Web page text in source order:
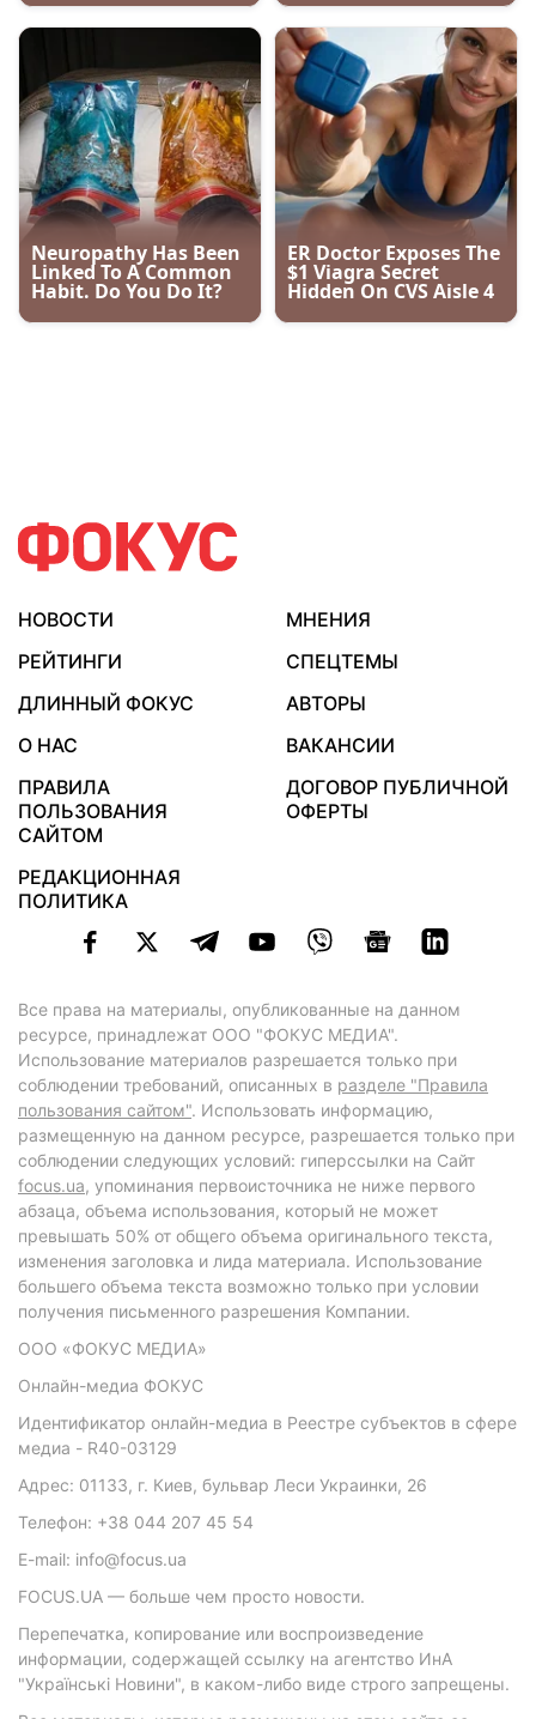
НОВОСТИ
МНЕНИЯ
РЕЙТИНГИ
СПЕЦТЕМЫ
ДЛИННЫЙ ФОКУС
АВТОРЫ
О НАС
ВАКАНСИИ
ПРАВИЛА
ПОЛЬЗОВАНИЯ
САЙТОМ
ДОГОВОР ПУБЛИЧНОЙ
ОФЕРТЫ
РЕДАКЦИОННАЯ
ПОЛИТИКА
Все права на материалы, опубликованные на данном
ресурсе, принадлежат ООО "ФОКУС МЕДИА".
Использование материалов разрешается только при
соблюдении требований, описанных в разделе "Правила
пользования сайтом". Использовать информацию,
размещенную на данном ресурсе, разрешается только при
соблюдении следующих условий: гиперссылки на Сайт
focus.ua, упоминания первоисточника не ниже первого
абзаца, объема использования, который не может
превышать 50% от общего объема оригинального текста,
изменения заголовка и лида материала. Использование
большего объема текста возможно только при условии
получения письменного разрешения Компании.
ООО «ФОКУС МЕДИА»
Онлайн-медиа ФОКУС
Идентификатор онлайн-медиа в Реестре субъектов в сфере
медиа - R40-03129
Адрес: 01133, г. Киев, бульвар Леси Украинки, 26
Телефон: +38 044 207 45 54
E-mail: info@focus.ua
FOCUS.UA — больше чем просто новости.
Перепечатка, копирование или воспроизведение
информации, содержащей ссылку на агентство ИнА
"Українські Новини", в каком-либо виде строго запрещены.